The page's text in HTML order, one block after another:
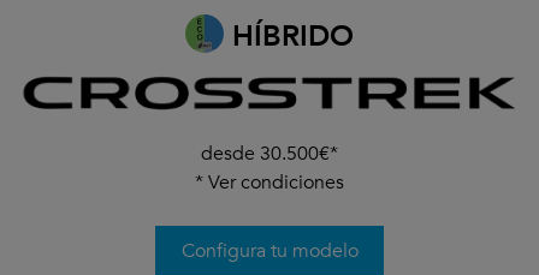
HÍBRIDO
desde 30.500€*
*Ver condiciones
Configura tu modelo